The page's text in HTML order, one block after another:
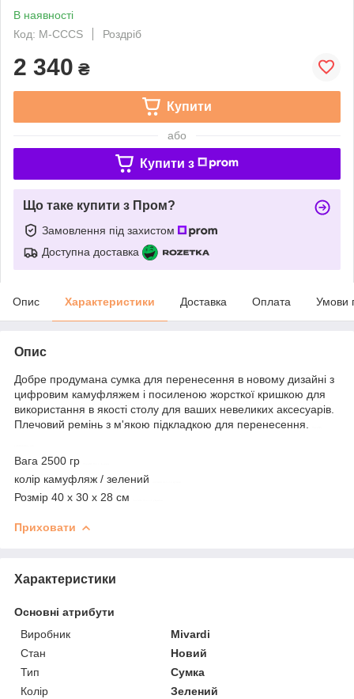
В наявності
Код: M-CCCS
Роздріб
2 340 ₴
Купити
або
Купити з
Що таке купити з Пром?
Замовлення під захистом
Доступна доставка
Опис Характеристики Доставка Оплата Умови
Опис
Добре продумана сумка для перенесення в новому дизайні з
цифровим камуфляжем і посиленою жорсткої кришкою для
використання в якості столу для ваших невеликих аксесуарів.
Плечовий ремінь з м'якою підкладкою для перенесення.
Вага 2500 гр
колір камуфляж / зелений
Розмір 40 х 30 х 28 см
Приховати
Характеристики
Основні атрибути
Виробник
Mivardi
Стан
Новий
Тип
Сумка
Колір
Зелений